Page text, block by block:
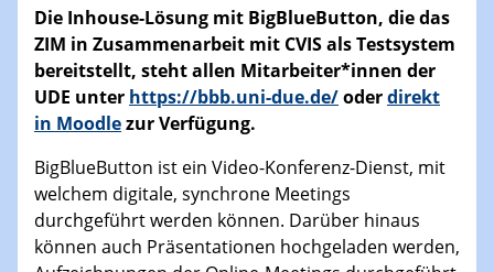
Die Inhouse-Lösung mit BigBlueButton, die das
ZIM in Zusammenarbeit mit CVIS als Testsystem
bereitstellt, steht allen Mitarbeiter*innen der
UDE unter https://bbb.uni-due.de/oderdirekt
in Moodlezur Verfügung.
BigBlueButton ist ein Video-Konferenz-Dienst, mit
welchem digitale, synchrone Meetings
durchgeführt werden können. Darüber hinaus
können auch Präsentationen hochgeladen werden,